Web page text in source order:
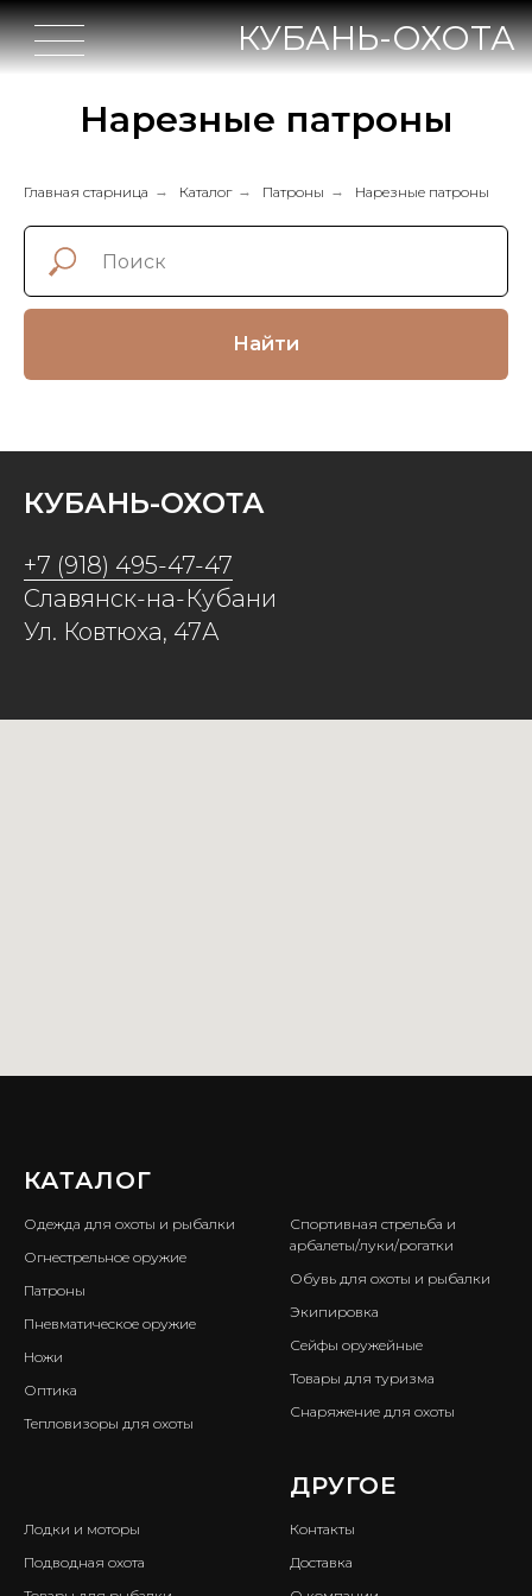
КУБАНЬ-ОХОТА
Нарезные патроны
Главная старница → Каталог → Патроны → Нарезные патроны
Найти
КУБАНЬ-ОХОТА
+7 (918) 495-47-47
Славянск-на-Кубани
Ул. Ковтюха, 47А
КАТАЛОГ
Одежда для охоты и рыбалки
Огнестрельное оружие
Патроны
Пневматическое оружие
Ножи
Оптика
Тепловизоры для охоты
Спортивная стрельба и
арбалеты/луки/рогатки
Обувь для охоты и рыбалки
Экипировка
Сейфы оружейные
Товары для туризма
Снаряжение для охоты
Лодки и моторы
Подводная охота
ДРУГОЕ
Контакты
Доставка